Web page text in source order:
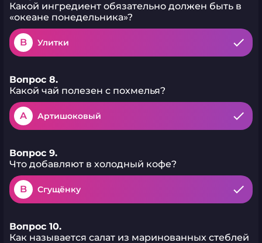
Какой ингредиент обязательно должен быть в
«океане понедельника»?
B Улитки
Вопрос 8.
Какой чай полезен с похмелья?
A Артишоковый
Вопрос 9.
Что добавляют в холодный кофе?
B Сгущёнку
Вопрос 10.
Как называется салат из маринованных стеблей